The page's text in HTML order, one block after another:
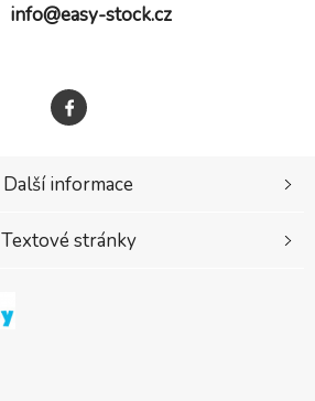
info@easy-stock.cz
Další informace
Textové stránky